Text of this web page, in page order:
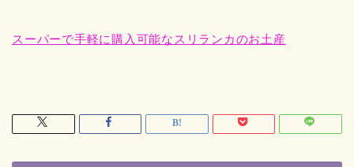
スーパーで手軽に購入可能なスリランカのお土産